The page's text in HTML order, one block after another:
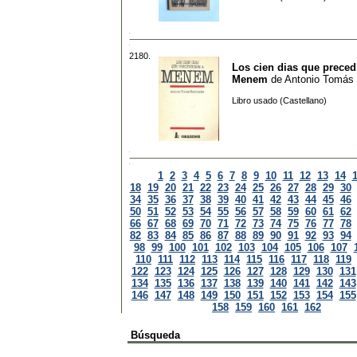
2180.
Los cien dias que
Menem de Antonio Tomás
Libro usado (Castellano)
1 2 3 4 5 6 7 8 9 10 11 12 13 14
18 19 20 21 22 23 24 25 26 27 28 29 30
34 35 36 37 38 39 40 41 42 43 44 45 46
50 51 52 53 54 55 56 57 58 59 60 61 62
66 67 68 69 70 71 72 73 74 75 76 77 78
82 83 84 85 86 87 88 89 90 91 92 93 94
98 99 100 101 102 103 104 105 106 107
110 111 112 113 114 115 116 117 118 119
122 123 124 125 126 127 128 129 130 131
134 135 136 137 138 139 140 141 142 143
146 147 148 149 150 151 152 153 154 155
158 159 160 161 162
Búsqueda